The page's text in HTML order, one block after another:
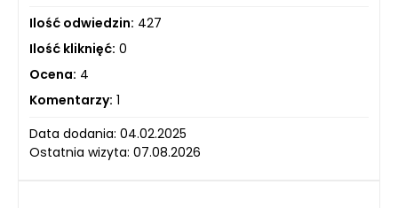
Ilość odwiedzin: 427
Ilość kliknięć: 0
Ocena: 4
Komentarzy: 1
Data dodania: 04.02.2025
Ostatnia wizyta: 07.08.2026